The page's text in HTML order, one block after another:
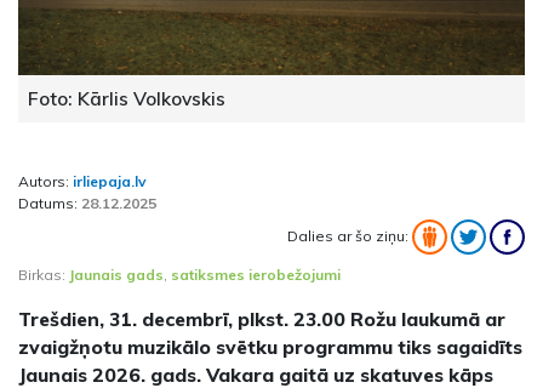
Foto: Kārlis Volkovskis
Autors: irliepaja.lv
Datums: 28.12.2025
Dalies ar šo ziņu:
Birkas: Jaunais gads satiksmes ierobežojumi
Trešdien, 31. decembrī, plkst. 23.00 Rožu laukumā ar
zvaigžņotu muzikālo svētku programmu tiks sagaidīts
Jaunais 2026. gads. Vakara gaitā uz skatuves kāps